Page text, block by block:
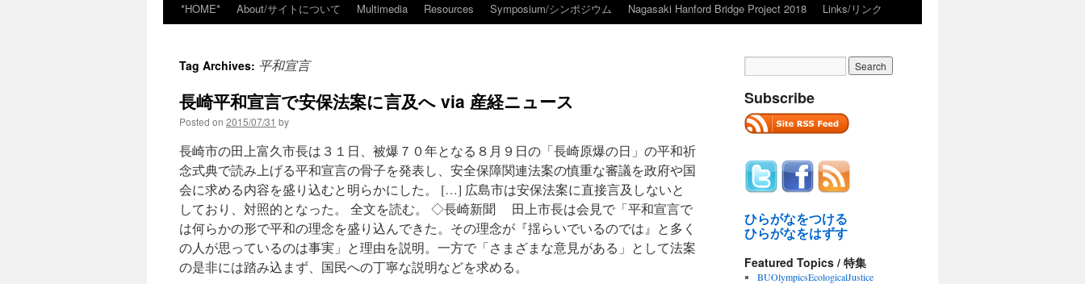
*HOME* About/サイトについて Multimedia Resources Symposium/シンポジウム Nagasaki Hanford Bridge Project 2018 Links/リンク
Tag Archives: 平和宣言
長崎平和宣言で安保法案に言及へ via 産経ニュース
Posted on 2015/07/31 by
長崎市の田上富久市長は３１日、被爆７０年となる８月９日の「長崎原爆の日」の平和祈
念式典で読み上げる平和宣言の骨子を発表し、安全保障関連法案の慎重な審議を政府や国
会に求める内容を盛り込むと明らかにした。 […] 広島市は安保法案に直接言及しないと
しており、対照的となった。 全文を読む。 ◇長崎新聞 田上市長は会見で「平和宣言で
は何らかの形で平和の理念を盛り込んできた。その理念が『揺らいでいるのでは』と多く
の人が思っているのは事実」と理由を説明。一方で「さまざまな意見がある」として法案
の是非には踏み込まず、国民への丁寧な説明などを求める。
Subscribe
ひらがなをつける
ひらがなをはずす
Featured Topics / 特集
BUOlympicsEcologicalJustice